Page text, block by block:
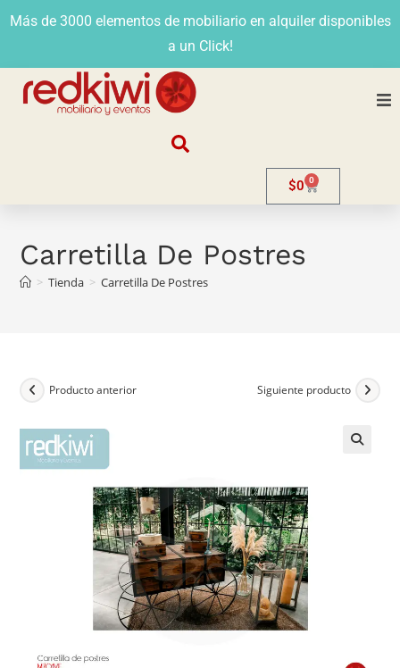
Más de 3000 elementos de mobiliario en alquiler disponibles
a un Click!
Contacto
$0 0
Carretilla De Postres
> Tienda > Carretilla De Postres
Producto anterior Siguiente producto